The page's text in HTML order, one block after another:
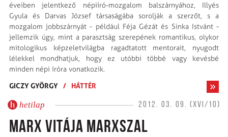
éveiben jelentkező népiíró-mozgalom balszárnyához, Illyés
Gyula és Darvas József társaságába sorolják a szerzőt, s a
mozgalom jobbszárnyát - például Féja Gézát és Sinka Istvánt -
jellemzik úgy, mint a parasztság szerepének romantikus, olykor
mitologikus képzeletvilágba ragadtatott mentorait, nyugodt
lélekkel mondhatjuk, hogy ez utóbbi többé vagy kevésbé
minden népi íróra vonatkozik.
GICZY GYÖRGY / HÁTTÉR
hetilap 2012. 03. 09. (XVI/10)
MARX VITÁJA MARXSZAL